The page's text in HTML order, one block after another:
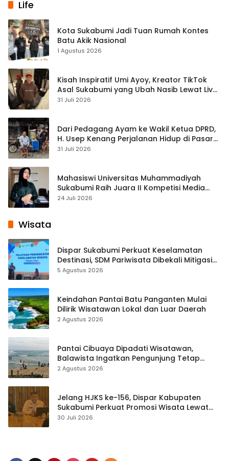
Life
Kota Sukabumi Jadi Tuan Rumah Kontes
Batu Akik Nasional
1 Agustus 2026
Kisah Inspiratif Umi Ayoy, Kreator TikTok
Asal Sukabumi yang Ubah Nasib Lewat Live
Streaming
31 Juli 2026
Dari Pedagang Ayam ke Wakil Ketua DPRD,
H. Usep Kenang Perjalanan Hidup di Pasar
Cisaat
31 Juli 2026
Mahasiswi Universitas Muhammadiyah
Sukabumi Raih Juara II Kompetisi Media
Pembelajaran Digital Tingkat Internasional
24 Juli 2026
Wisata
Dispar Sukabumi Perkuat Keselamatan
Destinasi, SDM Pariwisata Dibekali Mitigasi
hingga Teknik Evakuasi
5 Agustus 2026
Keindahan Pantai Batu Panganten Mulai
Dilirik Wisatawan Lokal dan Luar Daerah
2 Agustus 2026
Pantai Cibuaya Dipadati Wisatawan,
Balawista Ingatkan Pengunjung Tetap
Waspada
2 Agustus 2026
Jelang HJKS ke-156, Dispar Kabupaten
Sukabumi Perkuat Promosi Wisata Lewat
Publikasi Digital
30 Juli 2026